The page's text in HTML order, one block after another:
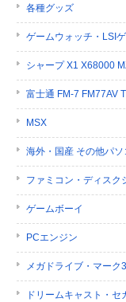
各種グッズ
ゲームウォッチ・LSI
シャープ X1 X68000
富士通 FM-7 FM77AV
MSX
海外・国産 その他パソ
ファミコン・ディスク
ゲームボーイ
PCエンジン
メガドライブ・マーク3
ドリームキャスト・セ